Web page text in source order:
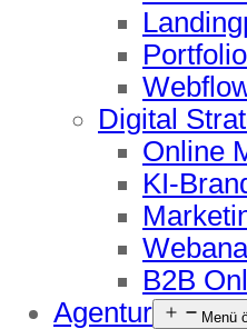
Portfolio
Digital
Online
KI-
B2B
Agentur
Menü